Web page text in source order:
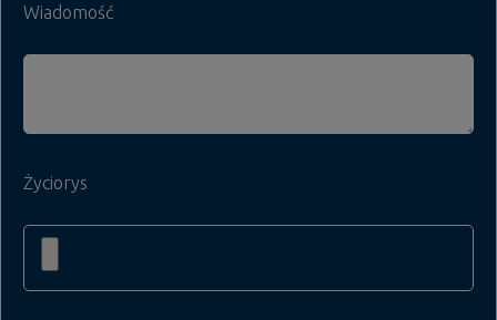
Wiadomość
Życiorys